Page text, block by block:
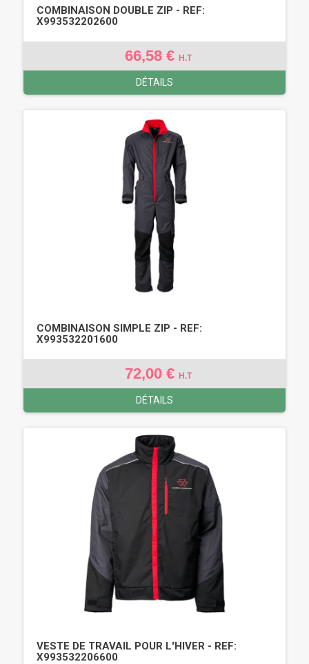
COMBINAISON DOUBLE ZIP - REF:
X993532202600
66,58 € H.T
DÉTAILS
COMBINAISON SIMPLE ZIP - REF:
X993532201600
72,00 € H.T
DÉTAILS
VESTE DE TRAVAIL POUR L'HIVER - REF:
X993532206600